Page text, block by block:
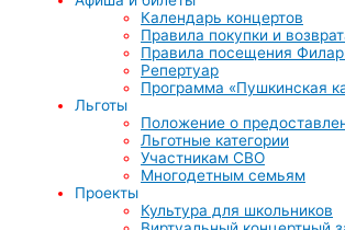
Календарь концертов
Правила покупки и
Правила посещения
Репертуар
Программа «Пушкинская
Льготы
Положение о
Льготные категории
Участникам СВО
Многодетным семьям
Проекты
Культура для школьников